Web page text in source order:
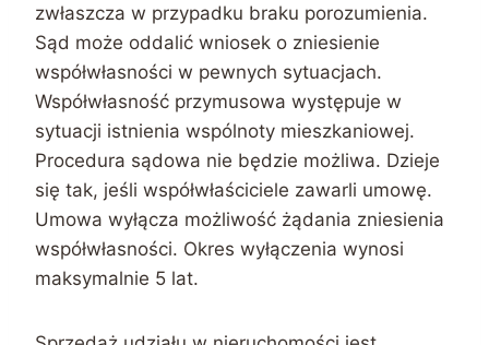
zwłaszcza w przypadku braku porozumienia.
Sąd może oddalić wniosek o zniesienie
współwłasności w pewnych sytuacjach.
Współwłasność przymusowa występuje w
sytuacji istnienia wspólnoty mieszkaniowej.
Procedura sądowa nie będzie możliwa. Dzieje
się tak, jeśli współwłaściciele zawarli umowę.
Umowa wyłącza możliwość żądania zniesienia
współwłasności. Okres wyłączenia wynosi
maksymalnie 5 lat.